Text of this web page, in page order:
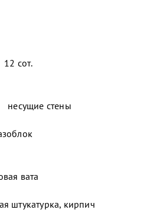
12 сот.
несущие стены
вата
штукатурка, кирпич